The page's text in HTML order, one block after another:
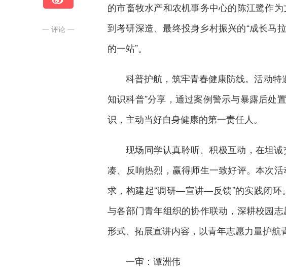
一 评论 一
的市畜牧水产和农机事务中心的陈江鹭作
到考研深造、最终投身乡村振兴的“成长马
的一站”。
科普护航，筑牢青春健康防线。活动
知识科普”分享，通过案例警示与暴露后处
识，主动当好自身健康的第一责任人。
现场同学认真聆听、积极互动，在坦
凑、反响热烈，赢得师生一致好评。本次
求，构建起“调研—宣讲—反馈”的实践闭环
与各部门青年组织的协作联动，深耕校园
形式、拓展宣讲内容，以青年志愿力量护航
一审：谭洲伟